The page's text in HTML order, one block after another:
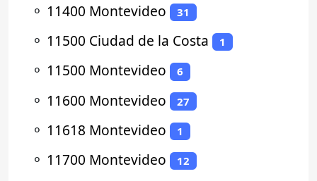
⚬ 11400 Montevideo 31
⚬ 11500 Ciudad de la Costa 1
⚬ 11500 Montevideo 6
⚬ 11600 Montevideo 27
⚬ 11618 Montevideo 1
⚬ 11700 Montevideo 12